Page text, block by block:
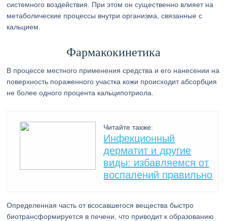
системного воздействия. При этом он существенно влияет на
метаболические процессы внутри организма, связанные с
кальцием.
Фармакокинетика
В процессе местного применения средства и его нанесении на
поверхность пораженного участка кожи происходит абсорбция
не более одного процента кальципотриола.
Читайте также:
Инфекционный
дерматит и другие
виды: избавляемся от
воспалений правильно
Определенная часть от всосавшегося вещества быстро
биотрансформируется в печени, что приводит к образованию